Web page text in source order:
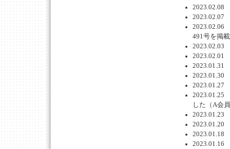
2023.02.08
2023.02.07
2023.02.06
491号を掲
2023.02.03
2023.02.01
2023.01.31
2023.01.30
2023.01.27
2023.01.25
した（A会
2023.01.23
2023.01.20
2023.01.18
2023.01.16